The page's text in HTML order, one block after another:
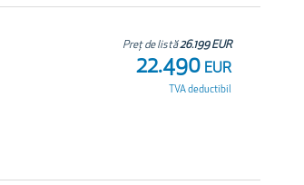
Preț de listă26.199 EUR
22.490 EUR
TVA deductibil